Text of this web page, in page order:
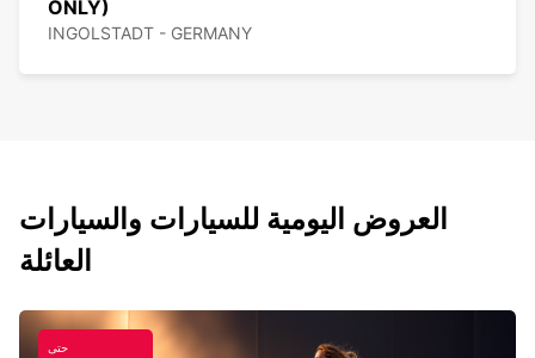
ONLY)
INGOLSTADT - GERMANY
العروض اليومية للسيارات والسيارات
العائلة
حتى